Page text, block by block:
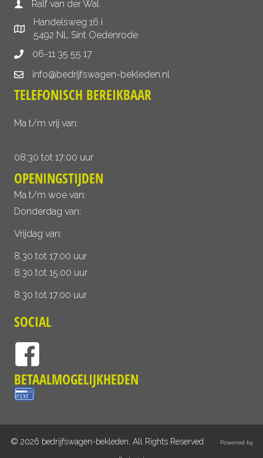
Ralf van der Wal
Handelsweg 16 i
5492 NL Sint Oedenrode
06-11 35 55 17
info@bedrijfswagen-bekleden.nl
TELEFONISCH BEREIKBAAR
Ma t/m vrij van:
08:30 tot 17:00 uur
OPENINGSTIJDEN
Ma t/m woe van:
Donderdag van:
Vrijdag van:
8.30 tot 17.00 uur
8.30 tot 15.00 uur
8.30 tot 17.00 uur
SOCIAL
BETAALMOGELIJKHEDEN
© 2026 bedrijfswagen-bekleden. All Rights Reserved. Powered by